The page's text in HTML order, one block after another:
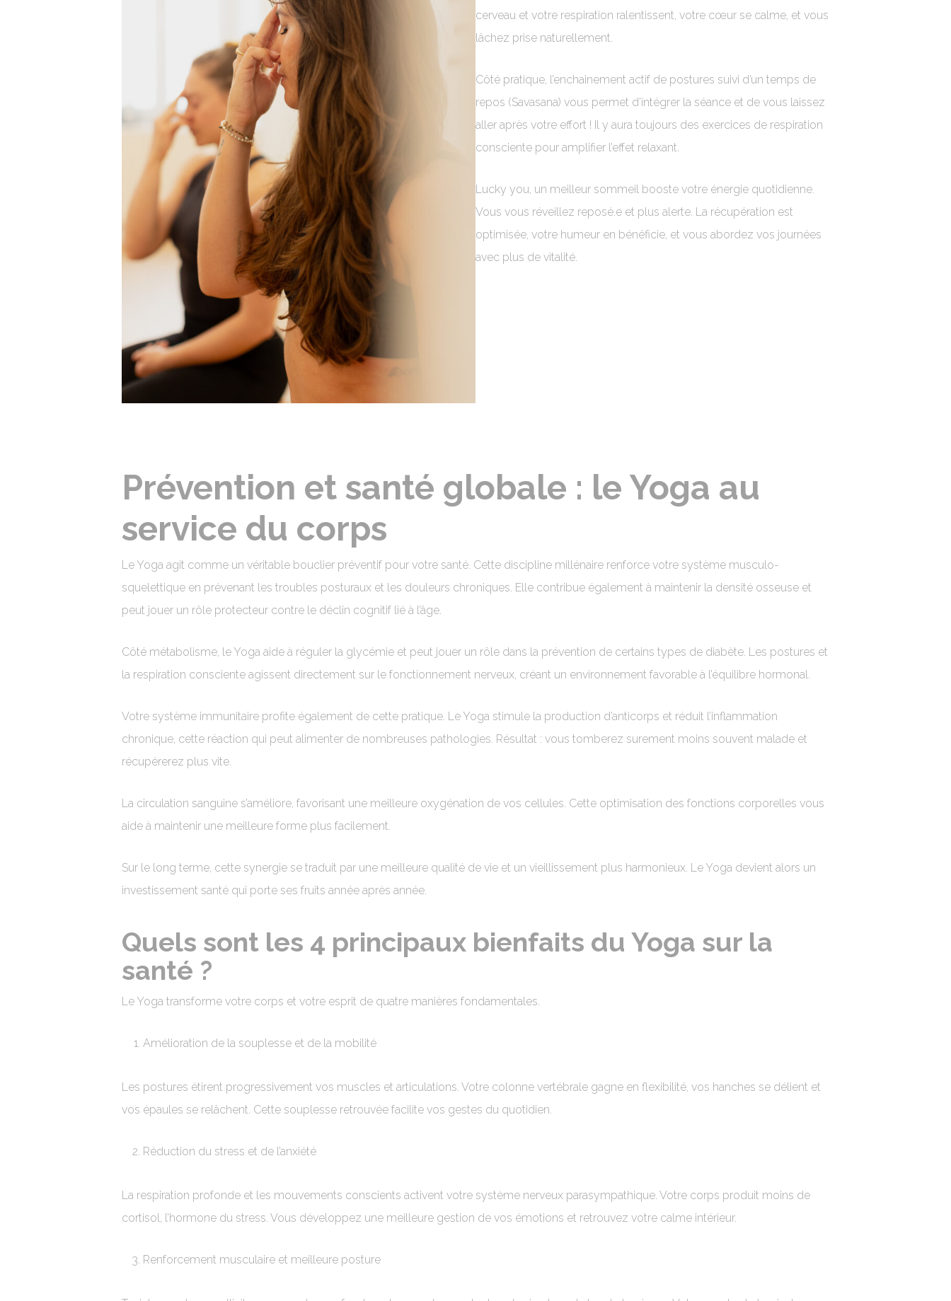
cerveau et votre respiration ralentissent, votre cœur se calme, et vous
lâchez prise naturellement.
Côté pratique, l’enchainement actif de postures suivi d’un temps de
repos (Savasana) vous permet d’intégrer la séance et de vous laissez
aller après votre effort ! Il y aura toujours des exercices de respiration
consciente pour amplifier l’effet relaxant.
Lucky you, un meilleur sommeil booste votre énergie quotidienne.
Vous vous réveillez reposé.e et plus alerte. La récupération est
optimisée, votre humeur en bénéficie, et vous abordez vos journées
avec plus de vitalité.
Prévention et santé globale : le Yoga au
service du corps
Le Yoga agit comme un véritable bouclier préventif pour votre santé. Cette discipline millénaire renforce votre système musculo-
squelettique en prévenant les troubles posturaux et les douleurs chroniques. Elle contribue également à maintenir la densité osseuse et
peut jouer un rôle protecteur contre le déclin cognitif lié à l’âge.
Côté métabolisme, le Yoga aide à réguler la glycémie et peut jouer un rôle dans la prévention de certains types de diabète. Les postures et
la respiration consciente agissent directement sur le fonctionnement nerveux, créant un environnement favorable à l’équilibre hormonal.
Votre système immunitaire profite également de cette pratique. Le Yoga stimule la production d’anticorps et réduit l’inflammation
chronique, cette réaction qui peut alimenter de nombreuses pathologies. Résultat : vous tomberez surement moins souvent malade et
récupérerez plus vite.
La circulation sanguine s’améliore, favorisant une meilleure oxygénation de vos cellules. Cette optimisation des fonctions corporelles vous
aide à maintenir une meilleure forme plus facilement.
Sur le long terme, cette synergie se traduit par une meilleure qualité de vie et un vieillissement plus harmonieux. Le Yoga devient alors un
investissement santé qui porte ses fruits année après année.
Quels sont les 4 principaux bienfaits du Yoga sur la
santé ?
Le Yoga transforme votre corps et votre esprit de quatre manières fondamentales.
Amélioration de la souplesse et de la mobilité
Les postures étirent progressivement vos muscles et articulations. Votre colonne vertébrale gagne en flexibilité, vos hanches se délient et
vos épaules se relâchent. Cette souplesse retrouvée facilite vos gestes du quotidien.
Réduction du stress et de l’anxiété
La respiration profonde et les mouvements conscients activent votre système nerveux parasympathique. Votre corps produit moins de
cortisol, l’hormone du stress. Vous développez une meilleure gestion de vos émotions et retrouvez votre calme intérieur.
Renforcement musculaire et meilleure posture